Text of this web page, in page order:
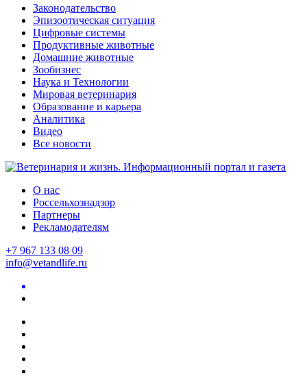
Законодательство
Эпизоотическая ситуация
Цифровые системы
Продуктивные животные
Домашние животные
Зообизнес
Наука и Технологии
Мировая ветеринария
Образование и карьера
Аналитика
Видео
Все новости
О нас
Россельхознадзор
Партнеры
Рекламодателям
+7 967 133 08 09
info@vetandlife.ru